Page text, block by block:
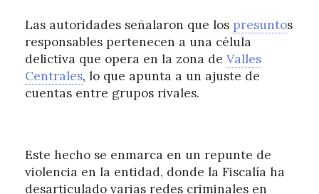
Las autoridades señalaron que los presuntos
responsables pertenecen a una célula
delictiva que opera en la zona de Valles
Centrales, lo que apunta a un ajuste de
cuentas entre grupos rivales.
Este hecho se enmarca en un repunte de
violencia en la entidad, donde la Fiscalía ha
desarticulado varias redes criminales en